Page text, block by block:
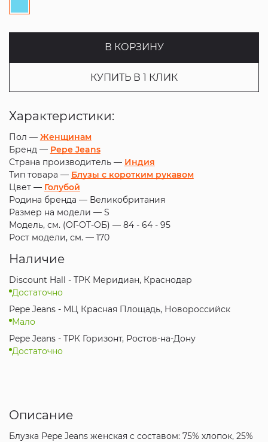
В КОРЗИНУ
КУПИТЬ В 1 КЛИК
Характеристики:
Пол — Женщинам
Бренд — Pepe Jeans
Страна производитель — Индия
Тип товара — Блузы с коротким рукавом
Цвет — Голубой
Родина бренда — Великобритания
Размер на модели — S
Модель, см. (ОГ-ОТ-ОБ) — 84 - 64 - 95
Рост модели, см. — 170
Наличие
Discount Hall - ТРК Меридиан, Краснодар
Достаточно
Pepe Jeans - МЦ Красная Площадь, Новороссийск
Мало
Pepe Jeans - ТРК Горизонт, Ростов-на-Дону
Достаточно
Описание
Блузка Pepe Jeans женская с составом: 75% хлопок, 25%